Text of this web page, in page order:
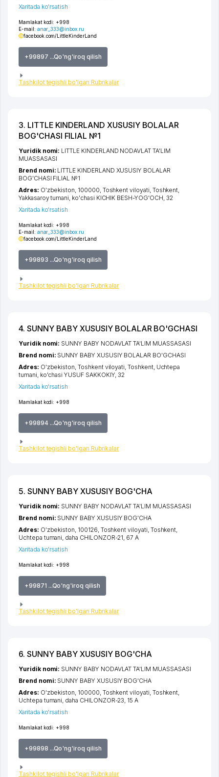
Mamlakat kodi: +998
E-mail: anar_333@inbox.ru
facebook.com/LittleKinderLand
+99897 ...Qo'ng'iroq qilish
Tashkilot tegishli bo'lgan Rubrikalar
Xaritada ko'rsatish
3. LITTLE KINDERLAND XUSUSIY BOLALAR
BOG'CHASI FILIAL №1
Mamlakat kodi: +998
E-mail: anar_333@inbox.ru
facebook.com/LittleKinderLand
+99893 ...Qo'ng'iroq qilish
Tashkilot tegishli bo'lgan Rubrikalar
Yuridik nomi: LITTLE KINDERLAND NODAVLAT TA'LIM
MUASSASASI
Brend nomi: LITTLE KINDERLAND XUSUSIY BOLALAR
BOG'CHASI FILIAL №1
Adres: O'zbekiston, 100000, Toshkent viloyati, Toshkent,
Yakkasaroy tumani, ko'chasi KICHIK BESH-YOG'OCH, 32
Xaritada ko'rsatish
4. SUNNY BABY XUSUSIY BOLALAR BO'GCHASI
Mamlakat kodi: +998
+99894 ...Qo'ng'iroq qilish
Tashkilot tegishli bo'lgan Rubrikalar
Yuridik nomi: SUNNY BABY NODAVLAT TA'LIM MUASSASASI
Brend nomi: SUNNY BABY XUSUSIY BOLALAR BO'GCHASI
Adres: O'zbekiston,Toshkent viloyati ,Toshkent, Uchtepa
tumani ko'chasi YUSUF SAKKOKIY , 32
Xaritada ko'rsatish
5. SUNNY BABY XUSUSIY BOG'CHA
Mamlakat kodi: +998
+99871 ...Qo'ng'iroq qilish
Tashkilot tegishli bo'lgan Rubrikalar
Yuridik nomi: SUNNY BABY NODAVLAT TA'LIM MUASSASASI
Brend nomi: SUNNY BABY XUSUSIY BOG'CHA
Adres: O'zbekiston, 100126, Toshkent viloyati Toshkent
Uchtepa tumani daha CHILONZOR-21 , 67 A
Xaritada ko'rsatish
6. SUNNY BABY XUSUSIY BOG'CHA
Mamlakat kodi: +998
+99898 ...Qo'ng'iroq qilish
Tashkilot tegishli bo'lgan Rubrikalar
Yuridik nomi: SUNNY BABY NODAVLAT TA'LIM MUASSASASI
Brend nomi: SUNNY BABY XUSUSIY BOG'CHA
Adres: O'zbekiston, 100000, Toshkent viloyati, Toshkent,
Uchtepa tumani, daha CHILONZOR-23, 15 A
Xaritada ko'rsatish